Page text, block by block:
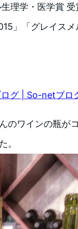
理学・医学賞 受
」「グレイスメ
グ | So-netブロ
のワインの瓶が
。